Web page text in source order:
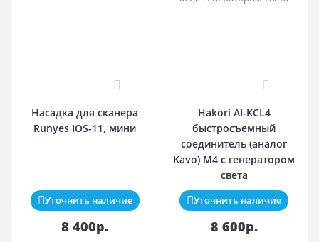
0
Насадка для сканера
Runyes IOS-11, мини
Уточнить наличие
8 400р.
0
Hakori AI-KCL4
быстросъемный
соединитель (аналог
Kavo) M4 c генератором
света
Уточнить наличие
8 600р.